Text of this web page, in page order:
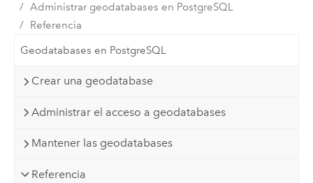
Administrar geodatabases en PostgreSQL
Referencia
Geodatabases en PostgreSQL
Crear una geodatabase
Administrar el acceso a geodatabases
Mantener las geodatabases
Referencia